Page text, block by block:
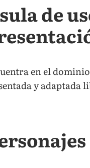
de
en el
y adaptada